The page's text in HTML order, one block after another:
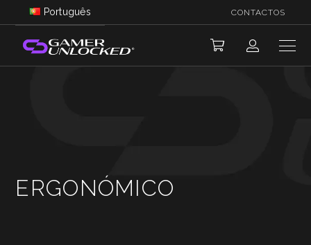
Português CONTACTOS
ERGONÓMICO